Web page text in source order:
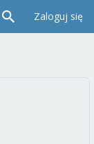
Zaloguj się